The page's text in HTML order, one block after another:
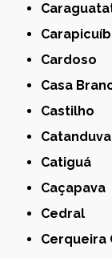
Cardoso
Casa
Castilho
Catanduva
Catiguá
Caçapava
Cedral
Cerqueira